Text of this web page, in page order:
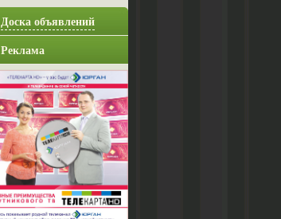
Доска объявлений
Реклама